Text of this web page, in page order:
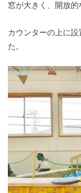
窓が大きく、開放的
カウンターの上に
た。